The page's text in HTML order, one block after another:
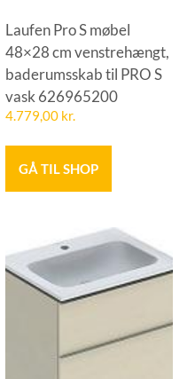
Laufen Pro S møbel
48×28 cm venstrehængt,
baderumsskab til PRO S
vask 626965200
4.779,00 kr.
GÅ TIL SHOP